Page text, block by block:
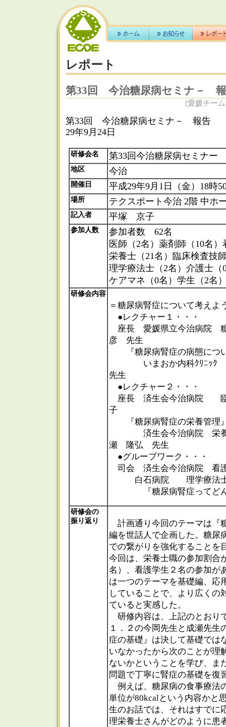
レポート
第33回 今治糖尿病セミナ－
[愛媛チー
第33回 今治糖尿病セミ
29年9月24日
研修会名 第33回今治糖尿病セミナー
地区 今治
開催日 平成29年9月1日（金）18時
場所 テクスポート今治 2階 中ホ
記入者 平塚 京子
参加人数
参加者数 62名
医師（2名）薬剤師（10名）
栄養士（21名）臨床検査技
理学療法士（2名）介護士（
ケアマネ（0名）学生（2名
研修会内容
＝糖尿病腎症について考えよ
●レクチャー１・・・
座長 愛媛県立今治病
彦 先生
『糖尿病腎症の病態につ
いまおか内科ｸﾘﾆｯ
先生
●レクチャー２・・・
座長 済生会今治病院
子
『糖尿病腎症の栄養管
済生会今治病院 栄
瀬 隆弘 先生
●グループワーク・・・
司会 済生会今治病院
白石病院 理学療法
『糖尿病腎症ってどん
研修会の
振り返り
計画通り今回のテーマは『
編を世話人で企画した。糖尿
での繋がりを強化することを
今回は、栄養士職の参加割合
名）、看護学生２名の参加が
は一つのテーマを基礎編、応
していることで、より広くの
ていると実感した。
研修内容は、上記のとおり
１．２の今岡先生と成瀬先生
症の基礎』は決して基礎では
いなかったから次のことが理
ないかということを学び、ま
問題で丁寧に腎症の基礎を復
例えば、糖尿病の食事療法
単位が80kcalという内容かと
生のお話では、それはすでに
理栄養士さんがどのように患